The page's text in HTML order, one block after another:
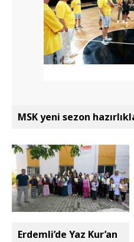
MSK yeni sezon
Erdemli’de Yaz Kur’an